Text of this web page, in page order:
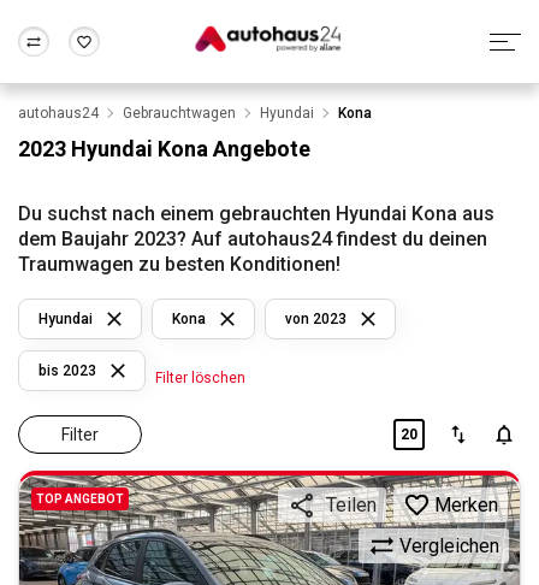
Wir bewerten dein Auto
Alle Fragen & Antworten
Rund um die Inzahlungnahme
Frankfurt Wuppertal
autohaus24 Gebrauchtwagen Hyundai Kona
2023 Hyundai Kona Angebote
Du suchst nach einem gebrauchten Hyundai Kona aus
dem Baujahr 2023? Auf autohaus24 findest du deinen
Traumwagen zu besten Konditionen!
Filter
Hyundai Kona von 2023
bis 2023 Filter löschen
20
TOP ANGEBOT
Vergleichen
Teilen Merken